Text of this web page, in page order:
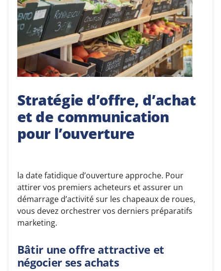
Stratégie d’offre, d’achat
et de communication
pour l’ouverture
la date fatidique d’ouverture approche. Pour
attirer vos premiers acheteurs et assurer un
démarrage d’activité sur les chapeaux de roues,
vous devez orchestrer vos derniers préparatifs
marketing.
Bâtir une offre attractive et
négocier ses achats